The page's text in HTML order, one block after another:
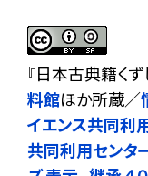
『日本古典籍くず
料館ほか所蔵／
イエンス共同利
共同利用センタ